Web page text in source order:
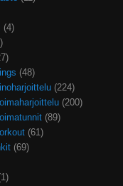
(4)
(48)
(224)
(200)
(89)
(61)
(69)